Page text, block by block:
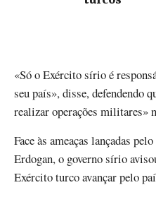
«Só o Exército sírio é
seu país», disse, defendendo
realizar operações militares»
Face às ameaças lançadas
Erdogan, o governo sírio
Exército turco avançar pelo